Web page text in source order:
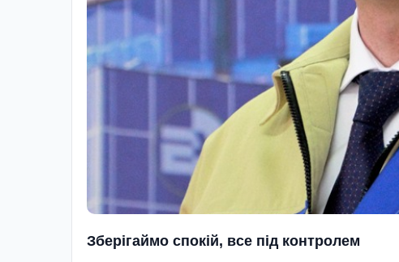
Зберігаймо спокій, все під контролем